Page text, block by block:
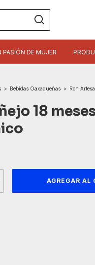
PASIÓN DE MUJER
> Bebidas Oaxaqueñas > Ron
18